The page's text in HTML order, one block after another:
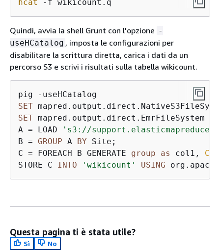
hcat -f wikicount.q
Quindi, avvia la shell Grunt con l'opzione -
useHCatalog , imposta le configurazioni per
disabilitare la scrittura diretta, carica i dati da un
percorso S3 e scrivi i risultati sulla tabella wikicount.
pig -
SET
SET mapred.output.direct.EmrFileSystem
A = LOAD
's3://
B = GROUP A BY Site;
C = FOREACH B GENERATE group as col1,
STORE C INTO 'wikicount' USING
Questa pagina ti è stata utile?
Sì
No